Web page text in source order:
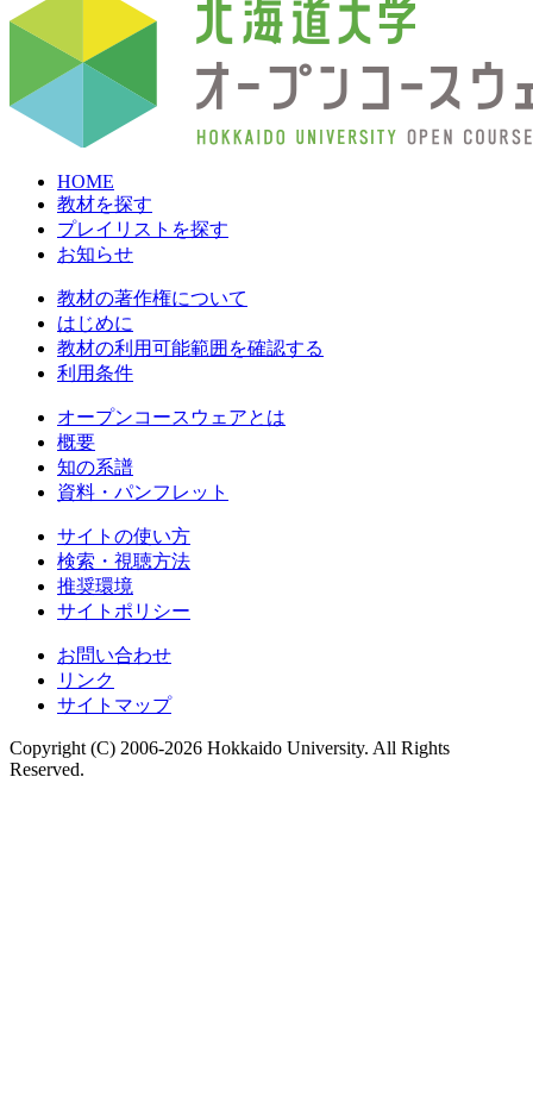
HOME
教材を探す
プレイリストを探す
お知らせ
教材の著作権について
はじめに
教材の利用可能範囲を確認する
利用条件
オープンコースウェアとは
概要
知の系譜
資料・パンフレット
サイトの使い方
検索・視聴方法
推奨環境
サイトポリシー
お問い合わせ
リンク
サイトマップ
Copyright (C) 2006-2026 Hokkaido University. All Rights
Reserved.